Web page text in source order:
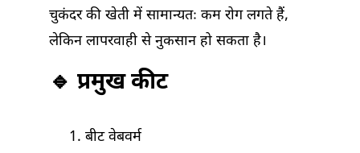
चुकंदर की खेती में सामान्यतः कम रोग लगते हैं,
लेकिन लापरवाही से नुकसान हो सकता है।
🔹 प्रमुख कीट
बीट वेबवर्म